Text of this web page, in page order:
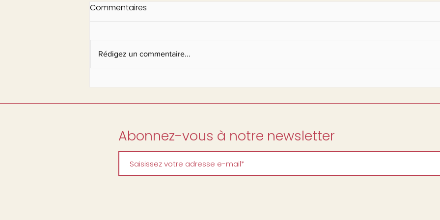
Commentaires
Rédigez un commentaire...
Abonnez-vous à notre newsletter